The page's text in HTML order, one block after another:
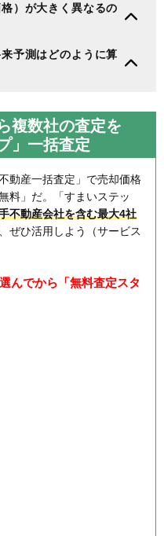
）が大きく異なるの
予測はどのように算
複数社の査定を
」一括査定
動産一括査定」で売却価格
料」だ。「すまいステッ
不動産会社を含む最大4社
ぜひ活用しよう（サービス
んでから「無料査定スタ